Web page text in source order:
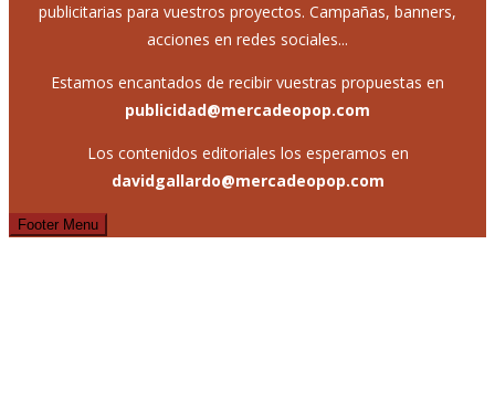
publicitarias para vuestros proyectos. Campañas, banners,
acciones en redes sociales...
Estamos encantados de recibir vuestras propuestas en
publicidad@mercadeopop.com
Los contenidos editoriales los esperamos en
davidgallardo@mercadeopop.com
Footer Menu